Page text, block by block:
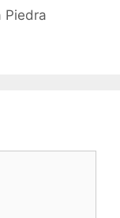
Piedra